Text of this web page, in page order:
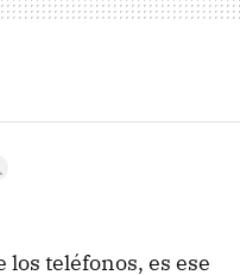
teléfonos, es ese